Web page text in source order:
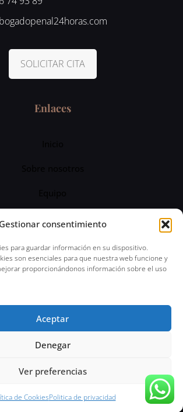
Gestionar consentimiento
para guardar información en su dispositivo.
son esenciales para que nuestra web funcione y
proporcionándonos información sobre el uso
Aceptar
Denegar
Ver preferencias
de CookiesPolitica de privacidad
SOLICITAR CITA
Enlaces
Penal 24 horas | Todos los
| Aviso Legal | Política de
Privacidad